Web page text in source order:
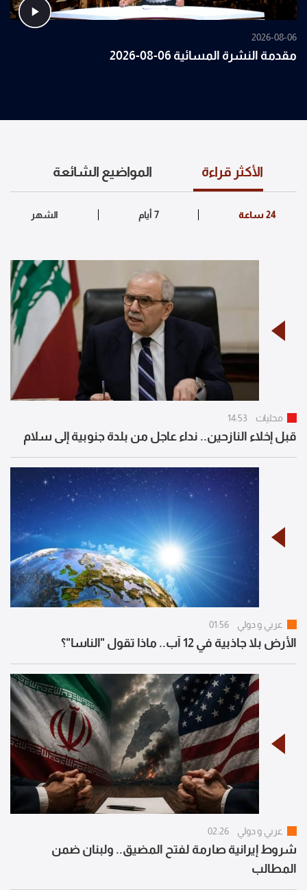
2026-08-06
مقدمة النشرة المسائية 06-08-2026
الأكثر قراءة المواضيع الشائعة
محليات 14:53
قبل إخلاء النازحين.. نداء عاجل من بلدة جنوبية إلى سلام
عربي و دولي 01:56
الأرض بلا جاذبية في 12 آب.. ماذا تقول "الناسا"؟
عربي و دولي 02:26
شروط إيرانية صارمة لفتح المضيق.. ولبنان ضمن
المطالب